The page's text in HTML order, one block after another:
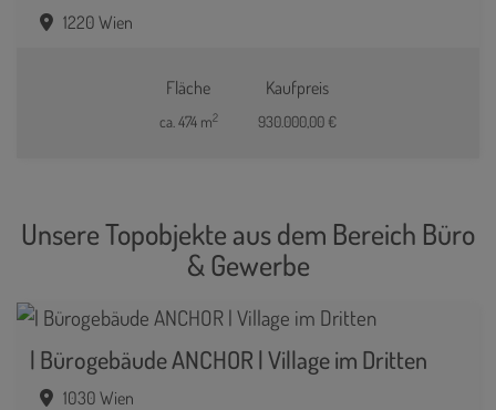
1220 Wien
Fläche
ca. 474 m2
Kaufpreis
930.000,00 €
Unsere Topobjekte aus dem Bereich Büro
& Gewerbe
| Bürogebäude ANCHOR | Village im Dritten
1030 Wien